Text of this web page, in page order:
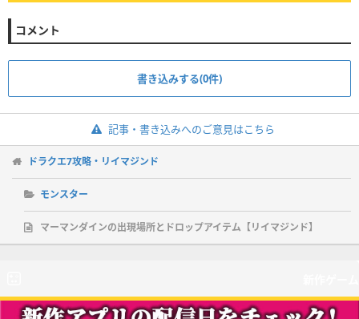
コメント
書き込みする(0件)
記事・書き込みへのご意見はこちら
ドラクエ7攻略・リイマジンド
モンスター
マーマンダインの出現場所とドロップアイテム【リイマジンド】